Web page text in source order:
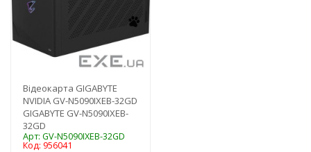
Відеокарта GIGABYTE
NVIDIA GV-N5090IXEB-32GD
GIGABYTE GV-N5090IXEB-
32GD
Арт: GV-N5090IXEB-32GD
Код: 956041